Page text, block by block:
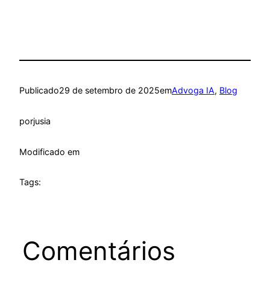
Publicado29 de setembro de 2025emAdvoga IA, Blog
porjusia
Modificado em
Tags:
Comentários